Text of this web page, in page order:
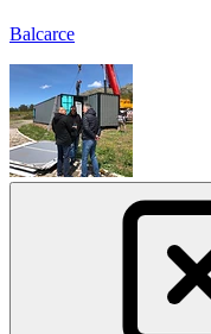
Balcarce